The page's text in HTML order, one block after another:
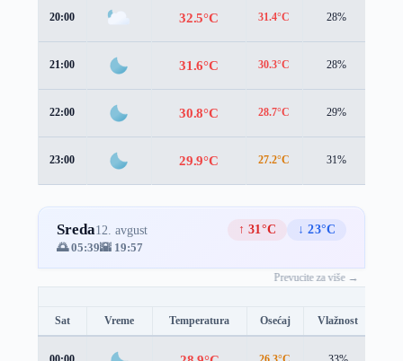
20:00 32.5°C 31.4°C 28%
21:00 31.6°C 30.3°C 28%
22:00 30.8°C 28.7°C 29%
23:00 29.9°C 27.2°C 31%
Sreda12. avgust ↑ 31°C
↓ 23°C
🌅 05:39🌇 19:57
Prevucite za više →
Sat Vreme Temperatura Osećaj Vlažnost